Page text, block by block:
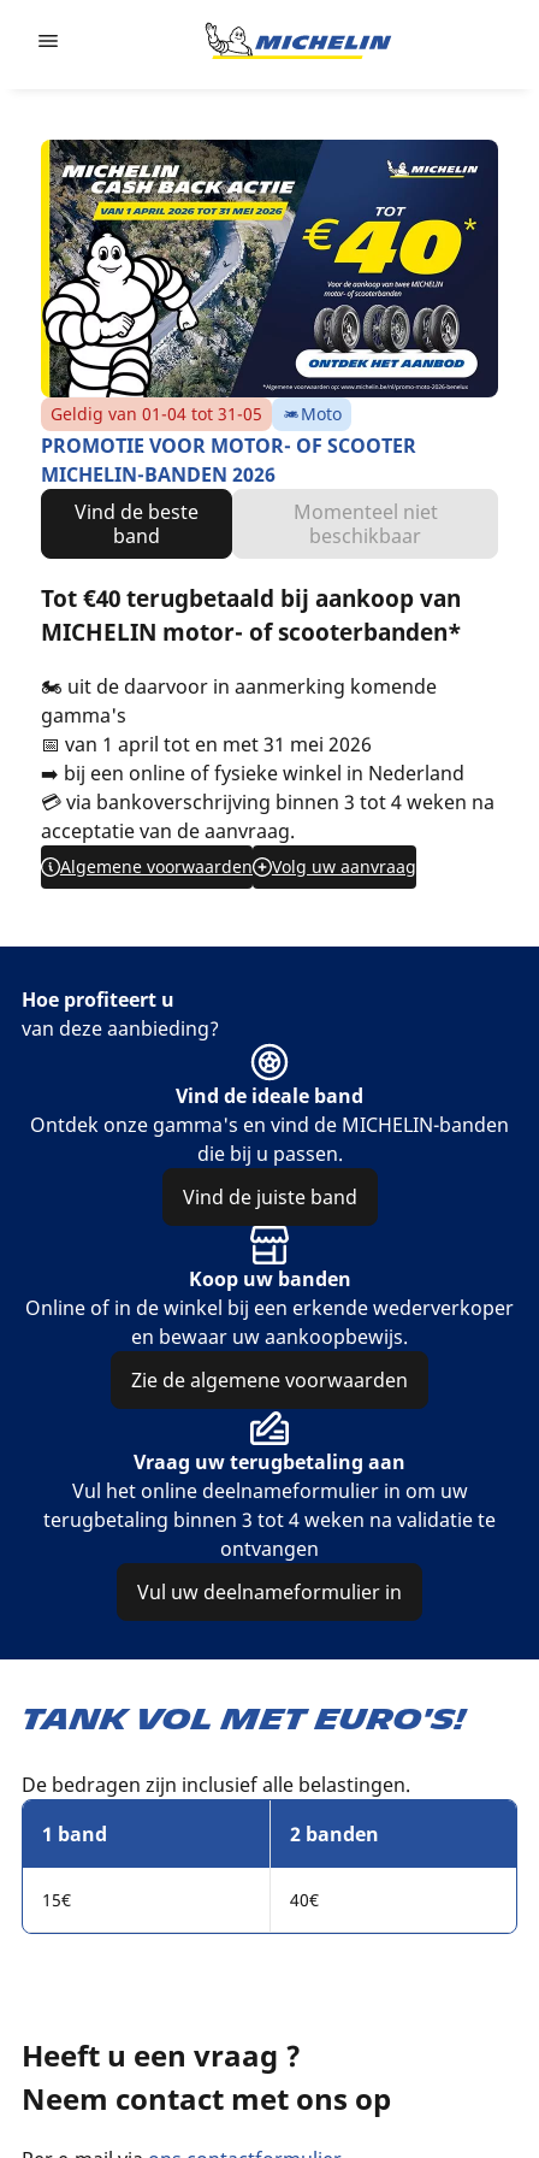
Geldig van 01-04 tot 31-05 Moto
PROMOTIE VOOR MOTOR- OF SCOOTER
MICHELIN-BANDEN 2026
Vind de beste
band
Momenteel niet
beschikbaar
Tot €40 terugbetaald bij aankoop van
MICHELIN motor- of scooterbanden*
🏍️ uit de daarvoor in aanmerking komende
gamma's
📅 van 1 april tot en met 31 mei 2026
➡️ bij een online of fysieke winkel in Nederland
💳 via bankoverschrijving binnen 3 tot 4 weken na
acceptatie van de aanvraag.
Algemene voorwaarden Volg uw aanvraag
Hoe profiteert u
van deze aanbieding?
Vind de ideale band
Ontdek onze ​​gamma's en vind de MICHELIN-banden
die bij u passen.
Vind de juiste band
Koop uw banden
Online of in de winkel bij een erkende wederverkoper
en bewaar uw aankoopbewijs.
Zie de algemene voorwaarden
Vraag uw terugbetaling aan
Vul het online deelnameformulier in om uw
terugbetaling binnen 3 tot 4 weken na validatie te
ontvangen
Vul uw deelnameformulier in
Tank vol met euro's!
De bedragen zijn inclusief alle belastingen.
1 band
2 banden
15€ 40€
Heeft u een vraag ?
Neem contact met ons op